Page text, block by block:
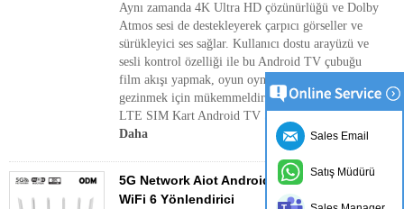
Aynı zamanda 4K Ultra HD çözünürlüğü ve Dolby
Atmos sesi de destekleyerek çarpıcı görseller ve
sürükleyici ses sağlar. Kullanıcı dostu arayüzü ve
sesli kontrol özelliği ile bu Android TV çubuğu
film akışı yapmak, oyun oynamak ve internette
gezinmek için mükemmeldir. TV deneyiminizi 4G
LTE SIM Kart Android TV Stick ile yükseltin.
Daha
5G Network Aiot Android 8K UHD TV Kutusu
WiFi 6 Yönlendirici
Sales Email
Satış Müdürü